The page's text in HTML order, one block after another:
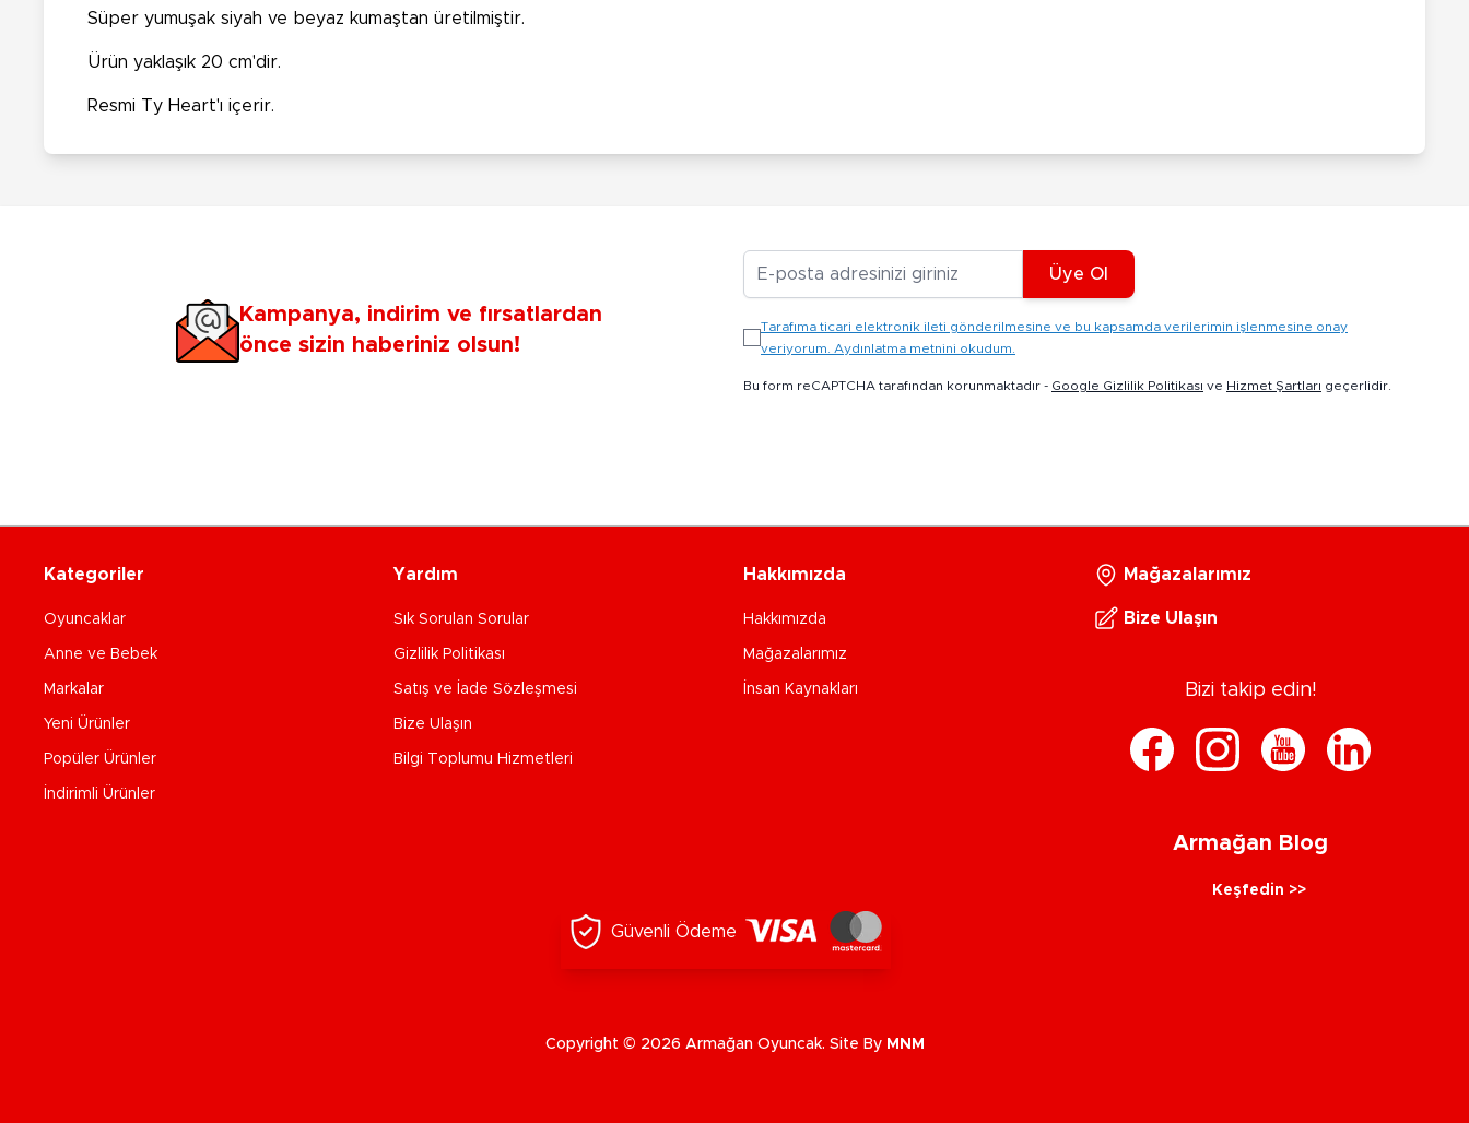
Süper yumuşak siyah ve beyaz kumaştan üretilmiştir.
Ürün yaklaşık 20 cm'dir.
Resmi Ty Heart'ı içerir.
Kampanya, indirim ve fırsatlardan
önce sizin haberiniz olsun!
E-posta Adresiniz
Üye Ol
Tarafıma ticari elektronik ileti gönderilmesine ve bu kapsamda verilerimin işlenmesine onay
veriyorum. Aydınlatma metnini okudum.
Bu form reCAPTCHA tarafından korunmaktadır - Google Gizlilik Politikası ve Hizmet Şartları geçerlidir.
Kategoriler
Oyuncaklar
Anne ve Bebek
Markalar
Yeni Ürünler
Popüler Ürünler
İndirimli Ürünler
Yardım
Sık Sorulan Sorular
Gizlilik Politikası
Satış ve İade Sözleşmesi
Bize Ulaşın
Bilgi Toplumu Hizmetleri
Hakkımızda
Hakkımızda
Mağazalarımız
İnsan Kaynakları
Mağazalarımız
Bize Ulaşın
Bizi takip edin!
Armağan Blog
Keşfedin >>
Güvenli Ödeme
Copyright © 2026 Armağan Oyuncak. Site By MNM